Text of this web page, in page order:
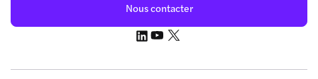
Nous contacter